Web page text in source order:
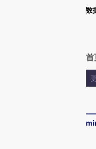
数
首